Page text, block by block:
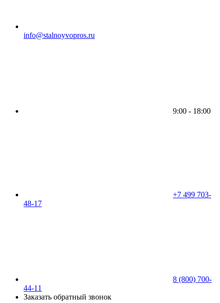
info@stalnoyvopros.ru
9:00 - 18:00
+7 499 703-
48-17
8 (800) 700-
44-11
Заказать обратный звонок